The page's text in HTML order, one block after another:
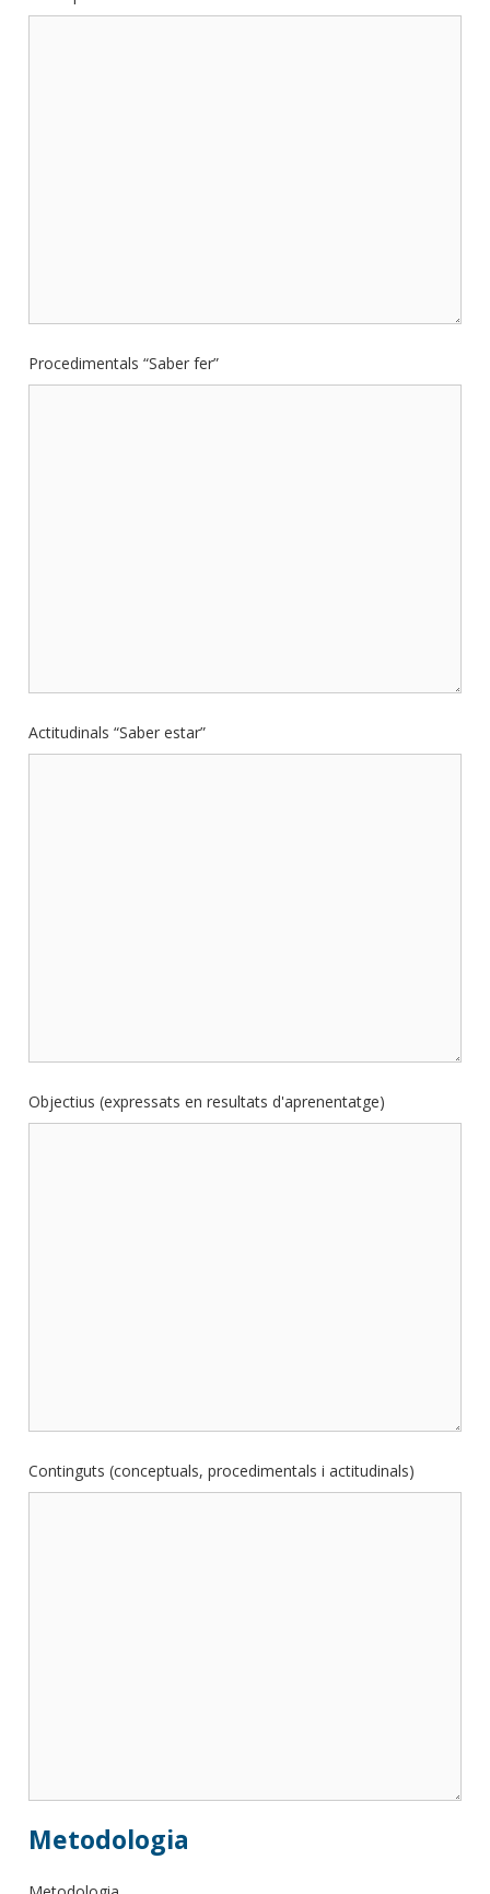
Procedimentals “Saber fer”
Actitudinals “Saber estar”
Objectius (expressats en resultats d'aprenentatge)
Continguts (conceptuals, procedimentals i actitudinals)
Metodologia